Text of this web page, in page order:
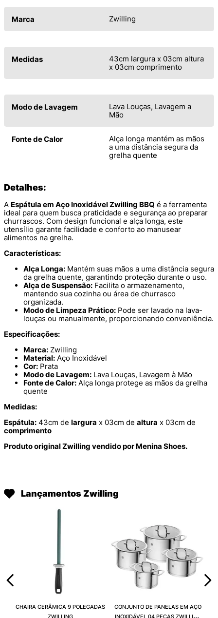
Marca Zwilling
Medidas
43cm largura x 03cm altura
x 03cm comprimento
Modo de Lavagem
Lava Louças, Lavagem a
Mão
Fonte de Calor
Alça longa mantém as mãos
a uma distância segura da
grelha quente
Detalhes:
A Espátula em Aço Inoxidável Zwilling BBQ é a ferramenta
ideal para quem busca praticidade e segurança ao preparar
churrascos. Com design funcional e alça longa, este
utensílio garante facilidade e conforto ao manusear
alimentos na grelha.
Características:
Alça Longa: Mantém suas mãos a uma distância segura
da grelha quente, garantindo proteção durante o uso.
Alça de Suspensão: Facilita o armazenamento,
mantendo sua cozinha ou área de churrasco
organizada.
Modo de Limpeza Prático: Pode ser lavado na lava-
louças ou manualmente, proporcionando conveniência.
Especificações:
Marca: Zwilling
Material: Aço Inoxidável
Cor: Prata
Modo de Lavagem: Lava Louças, Lavagem à Mão
Fonte de Calor: Alça longa protege as mãos da grelha
quente
Medidas:
Espátula: 43cm de largura x 03cm de altura x 03cm de
comprimento
Produto original Zwilling vendido por Menina Shoes.
Lançamentos Zwilling
CHAIRA CERÂMICA 9 POLEGADAS
CONJUNTO DE PANELAS EM AÇO